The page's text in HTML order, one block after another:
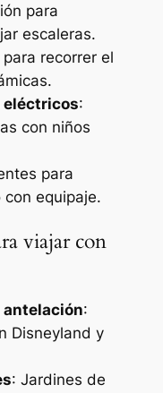
para
escaleras.
para recorrer el
eléctricos:
con niños
para
equipaje.
viajar con
antelación:
Disneyland y
: Jardines de